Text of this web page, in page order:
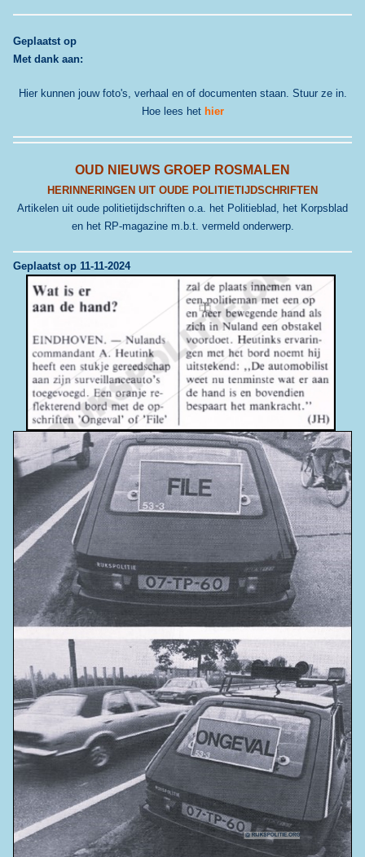
Geplaatst op
Met dank aan:
Hier kunnen jouw foto's, verhaal en of documenten staan. Stuur ze in.
Hoe lees het hier
OUD NIEUWS GROEP ROSMALEN
HERINNERINGEN UIT OUDE POLITIETIJDSCHRIFTEN
Artikelen uit oude politietijdschriften o.a. het Politieblad, het Korpsblad
en het RP-magazine m.b.t. vermeld onderwerp.
Geplaatst op 11-11-2024